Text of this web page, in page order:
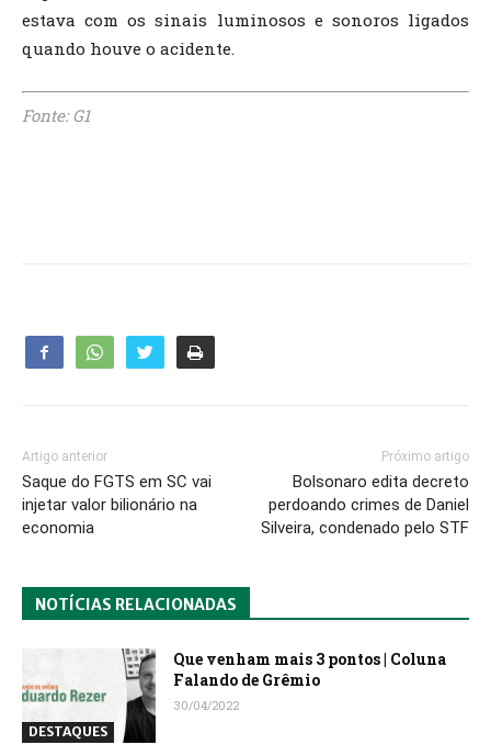
estava com os sinais luminosos e sonoros ligados
quando houve o acidente.
Fonte: G1
Artigo anterior
Saque do FGTS em SC vai
injetar valor bilionário na
economia
Próximo artigo
Bolsonaro edita decreto
perdoando crimes de Daniel
Silveira, condenado pelo STF
NOTÍCIAS RELACIONADAS
DESTAQUES
Que venham mais 3 pontos | Coluna
Falando de Grêmio
30/04/2022